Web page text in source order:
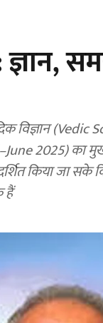
ज्ञान,
विज्ञान (Vedic
2025) का
किया जा सके
हैं